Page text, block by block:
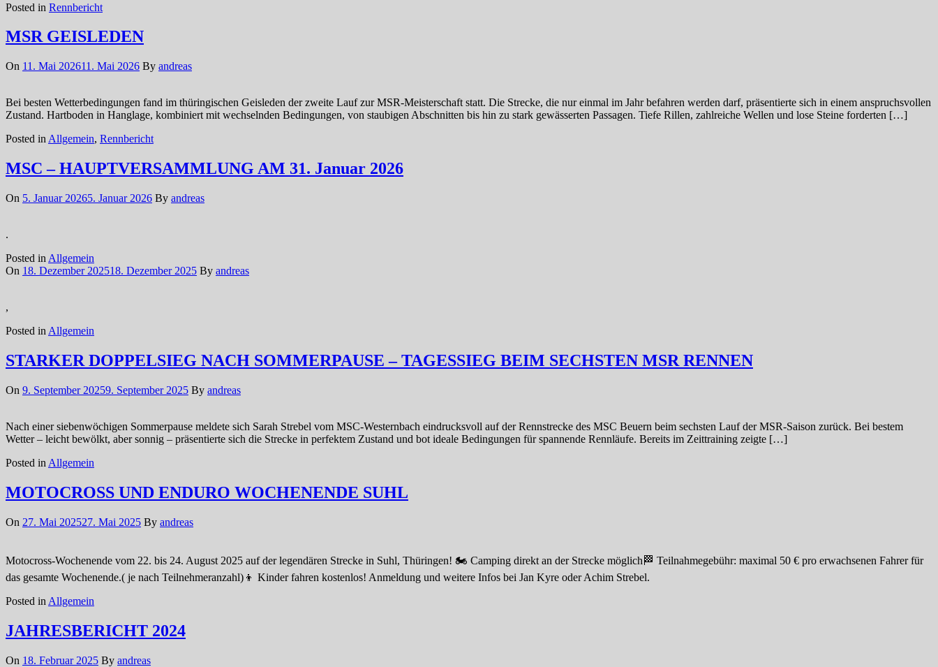
Posted in Rennbericht
MSR GEISLEDEN
On 11. Mai 202611. Mai 2026 By andreas
Bei besten Wetterbedingungen fand im thüringischen Geisleden der zweite Lauf zur MSR-Meisterschaft statt. Die Strecke, die nur einmal im Jahr befahren werden darf, präsentierte sich in einem anspruchsvollen
Zustand. Hartboden in Hanglage, kombiniert mit wechselnden Bedingungen, von staubigen Abschnitten bis hin zu stark gewässerten Passagen. Tiefe Rillen, zahlreiche Wellen und lose Steine forderten […]
Posted in Allgemein, Rennbericht
MSC – HAUPTVERSAMMLUNG AM 31. Januar 2026
On 5. Januar 20265. Januar 2026 By andreas
.
Posted in Allgemein
On 18. Dezember 202518. Dezember 2025 By andreas
,
Posted in Allgemein
STARKER DOPPELSIEG NACH SOMMERPAUSE – TAGESSIEG BEIM SECHSTEN MSR RENNEN
On 9. September 20259. September 2025 By andreas
Nach einer siebenwöchigen Sommerpause meldete sich Sarah Strebel vom MSC-Westernbach eindrucksvoll auf der Rennstrecke des MSC Beuern beim sechsten Lauf der MSR-Saison zurück. Bei bestem
Wetter – leicht bewölkt, aber sonnig – präsentierte sich die Strecke in perfektem Zustand und bot ideale Bedingungen für spannende Rennläufe. Bereits im Zeittraining zeigte […]
Posted in Allgemein
MOTOCROSS UND ENDURO WOCHENENDE SUHL
On 27. Mai 202527. Mai 2025 By andreas
Motocross-Wochenende vom 22. bis 24. August 2025 auf der legendären Strecke in Suhl, Thüringen! 🏍️ Camping direkt an der Strecke möglich🏁 Teilnahmegebühr: maximal 50 € pro erwachsenen Fahrer für
das gesamte Wochenende.( je nach Teilnehmeranzahl)👦 Kinder fahren kostenlos! Anmeldung und weitere Infos bei Jan Kyre oder Achim Strebel.
Posted in Allgemein
JAHRESBERICHT 2024
On 18. Februar 2025 By andreas